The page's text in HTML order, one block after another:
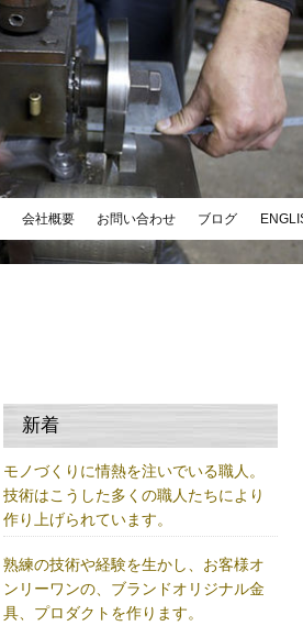
会社概要 お問い合わせ ブログ
新着
モノづくりに情熱を注いでいる職人。
技術はこうした多くの職人たちにより
作り上げられています。
熟練の技術や経験を生かし、お客様オ
ンリーワンの、ブランドオリジナル金
具、プロダクトを作ります。